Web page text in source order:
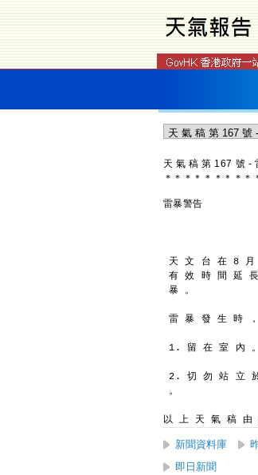
天 氣 稿 第 167 號 -
＊ ＊ ＊ ＊ ＊ ＊ ＊ ＊ ＊
雷暴警告
天 文 台 在 8
有 效 時 間 延
暴 。
雷 暴 發 生 時
1. 留 在 室 內
2. 切 勿 站 立
。
以 上 天 氣 稿
新聞資料庫
即日新聞